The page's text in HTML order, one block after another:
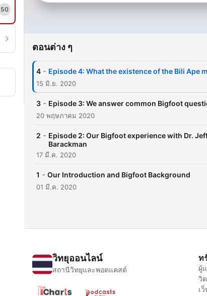
50
talking
ตอนต่าง ๆ
4 - Episode 4: What the existence of the Bili Ape
15 มิ.ย. 2020
3 - Episode 3: We answer common Bigfoot
20 พฤษภาคม 2020
2 - Episode 2: Our Bigfoot experience with Dr.
Barackman
17 มี.ค. 2020
1 - Our Introduction and Bigfoot Background
01 มี.ค. 2020
วิทยุออนไลน์
สถานีวิทยุและพอดแคสต์
ท
ผู้
วิ
เ